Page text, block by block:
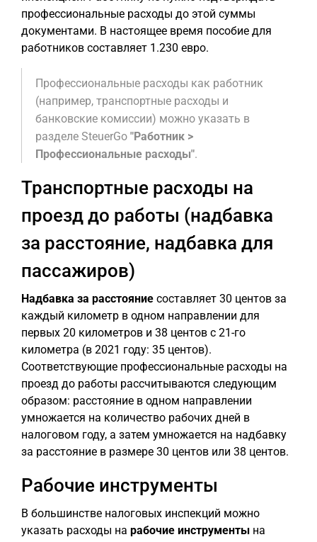
профессиональные расходы до этой суммы
документами. В настоящее время пособие для
работников составляет 1.230 евро.
Профессиональные расходы как работник
(например, транспортные расходы и
банковские комиссии) можно указать в
разделе SteuerGo "Работник >
Профессиональные расходы".
Транспортные расходы на
проезд до работы (надбавка
за расстояние, надбавка для
пассажиров)
Надбавка за расстояние составляет 30 центов за
каждый километр в одном направлении для
первых 20 километров и 38 центов с 21-го
километра (в 2021 году: 35 центов).
Соответствующие профессиональные расходы на
проезд до работы рассчитываются следующим
образом: расстояние в одном направлении
умножается на количество рабочих дней в
налоговом году, а затем умножается на надбавку
за расстояние в размере 30 центов или 38 центов.
Рабочие инструменты
В большинстве налоговых инспекций можно
указать расходы на рабочие инструменты на